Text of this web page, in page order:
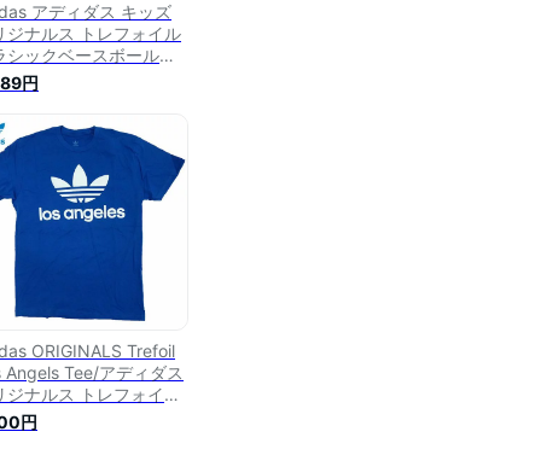
アディダス キッズ
ジナルス トレフォイル
シックベースボールキ
プ 帽子 TREFOIL
BASEBALL
EC3603 DV0174
HL9324
FJ2544
[ポイント10倍]
円
ORIGINALS Trefoil
Angels Tee/アディダス
ジナルス トレフォイル
ス限定 Tシャツ 青
うパケット対応】
円